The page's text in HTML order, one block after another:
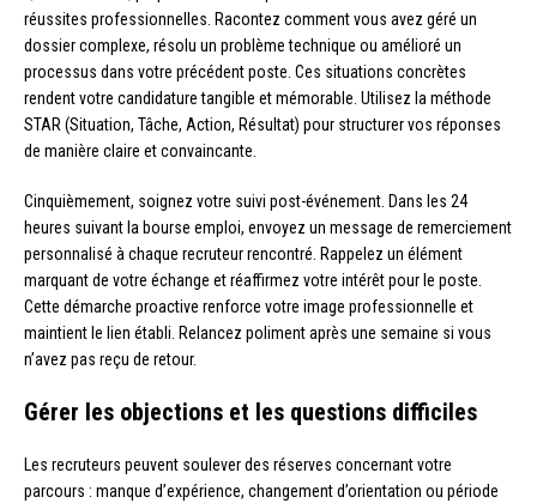
réussites professionnelles. Racontez comment vous avez géré un
dossier complexe, résolu un problème technique ou amélioré un
processus dans votre précédent poste. Ces situations concrètes
rendent votre candidature tangible et mémorable. Utilisez la méthode
STAR (Situation, Tâche, Action, Résultat) pour structurer vos réponses
de manière claire et convaincante.
Cinquièmement, soignez votre suivi post-événement. Dans les 24
heures suivant la bourse emploi, envoyez un message de remerciement
personnalisé à chaque recruteur rencontré. Rappelez un élément
marquant de votre échange et réaffirmez votre intérêt pour le poste.
Cette démarche proactive renforce votre image professionnelle et
maintient le lien établi. Relancez poliment après une semaine si vous
n’avez pas reçu de retour.
Gérer les objections et les questions difficiles
Les recruteurs peuvent soulever des réserves concernant votre
parcours : manque d’expérience, changement d’orientation ou période